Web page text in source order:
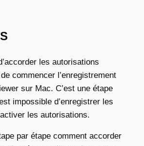
les autorisations
commencer l’enregistrement
sur Mac. C’est une étape
impossible d’enregistrer les
les autorisations.
par étape comment accorder